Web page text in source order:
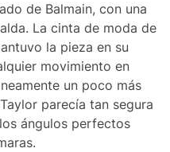
de Balmain, con una
La cinta de moda de
la pieza en su
movimiento en
un poco más
parecía tan segura
ángulos perfectos